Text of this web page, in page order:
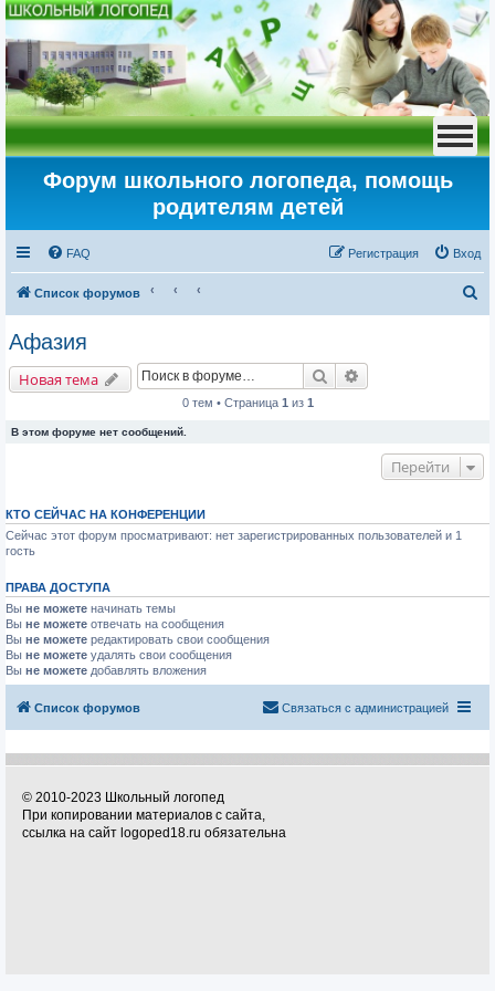
Форум школьного логопеда, помощь
родителям детей
FAQ Вход
Регистрация
Список форумов
о
Афазия
Новая тема Поиск
0 тем • Страница 1 из 1
В этом форуме нет сообщений.
Перейти
КТО СЕЙЧАС НА КОНФЕРЕНЦИИ
Сейчас этот форум просматривают: нет зарегистрированных пользователей и 1
гость
ПРАВА ДОСТУПА
Вы не можете начинать темы
Вы не можете отвечать на сообщения
Вы не можете редактировать свои сообщения
Вы не можете удалять свои сообщения
Вы не можете добавлять вложения
Список форумов Связаться с администрацией
© 2010-2023 Школьный логопед
При копировании материалов с сайта,
ссылка на сайт logoped18.ru обязательна